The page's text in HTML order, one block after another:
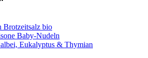
Brotzeitsalz bio
Baby-Nudeln
Eukalyptus & Thymian